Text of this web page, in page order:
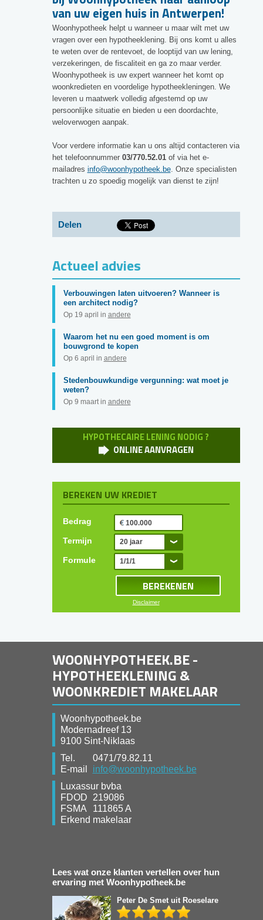
van uw eigen huis in Antwerpen!
Woonhypotheek helpt u wanneer u maar wilt met uw
vragen over een hypotheeklening. Bij ons komt u alles
te weten over de rentevoet, de looptijd van uw lening,
verzekeringen, de fiscaliteit en ga zo maar verder.
Woonhypotheek is uw expert wanneer het komt op
woonkredieten en voordelige hypotheekleningen. We
leveren u maatwerk volledig afgestemd op uw
persoonlijke situatie en bieden u een doordachte,
weloverwogen aanpak.
Voor verdere informatie kan u ons altijd contacteren via
het telefoonnummer 03/770.52.01of via het e-
mailadres info@woonhypotheek.be. Onze specialisten
trachten u zo spoedig mogelijk van dienst te zijn!
Delen
Actueel advies
Verbouwingen laten uitvoeren? Wanneer is
een architect nodig?
Op 19 april in andere
Waarom het nu een goed moment is om
bouwgrond te kopen
Op 6 april in andere
Stedenbouwkundige vergunning: wat moet je
weten?
Op 9 maart in andere
HYPOTHECAIRE LENING NODIG ?
ONLINE AANVRAGEN
BEREKEN UW KREDIET
Bedrag
Termijn 20 jaar
Formule 1/1/1
Disclaimer
WOONHYPOTHEEK.BE -
HYPOTHEEKLENING &
WOONKREDIET MAKELAAR
Woonhypotheek.be
Modernadreef 13
9100 Sint-Niklaas
Tel.
0471/79.82.11
E-mail
info@woonhypotheek.be
Luxassur bvba
FDOD
219086
FSMA
111865 A
Erkend makelaar
Lees wat onze klanten vertellen over hun
ervaring met Woonhypotheek.be
Peter De Smetuit Roeselare